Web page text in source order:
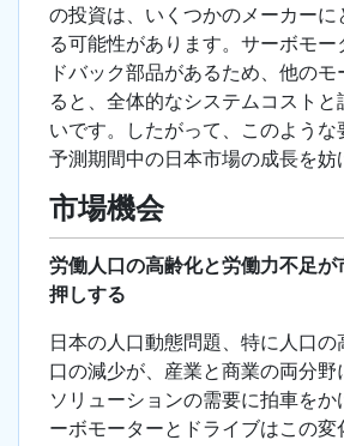
の投資は、いくつかのメーカーに
る可能性があります。サーボモー
ドバック部品があるため、他の
ると、全体的なシステムコストと
いです。したがって、このような
予測期間中の日本市場の成長を妨
市場機会
労働人口の高齢化と労働力不足が
押しする
日本の人口動態問題、特に人口の
口の減少が、産業と商業の両分
ソリューションの需要に拍車をか
ーボモーターとドライブはこの